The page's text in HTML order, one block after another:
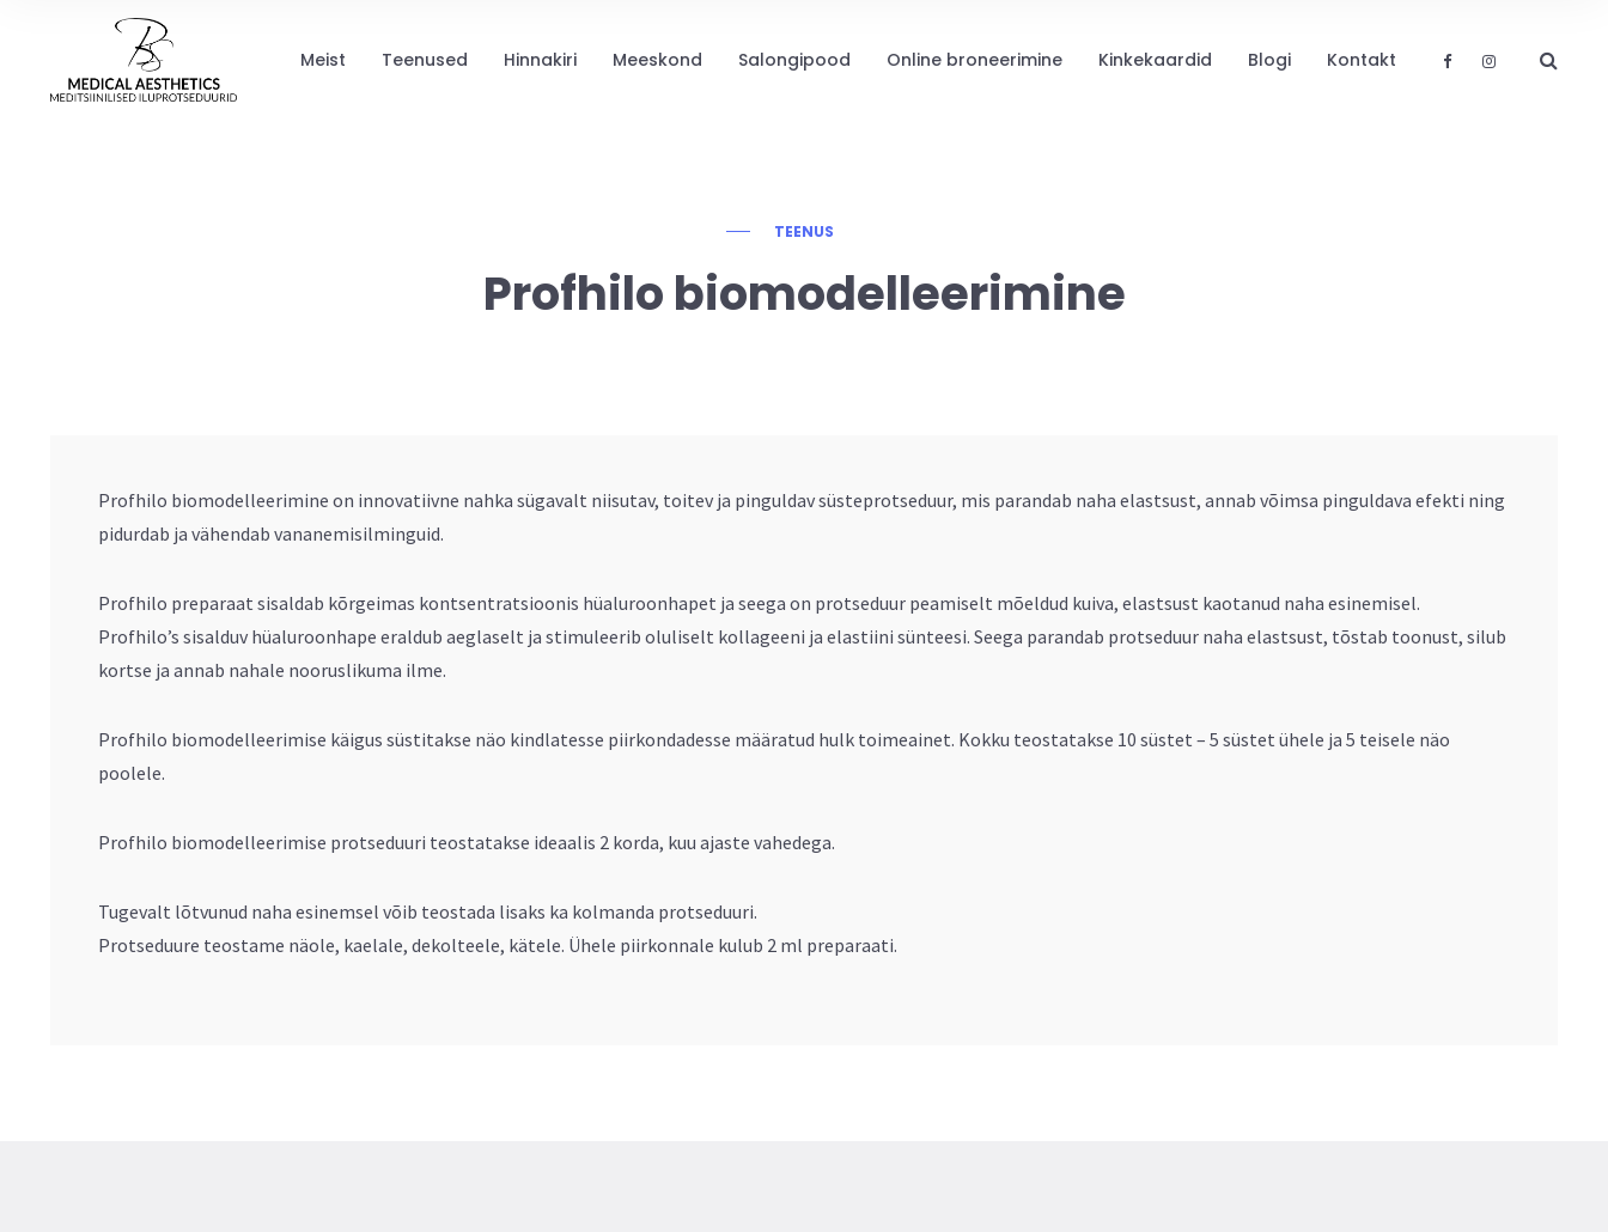
Meist Teenused Hinnakiri Meeskond Salongipood Online broneerimine Kinkekaardid Blogi Kontakt
TEENUS
Profhilo biomodelleerimine
Profhilo biomodelleerimine on innovatiivne nahka sügavalt niisutav, toitev ja pinguldav süsteprotseduur, mis parandab naha elastsust, annab võimsa pinguldava efekti ning
pidurdab ja vähendab vananemisilminguid.
Profhilo preparaat sisaldab kõrgeimas kontsentratsioonis hüaluroonhapet ja seega on protseduur peamiselt mõeldud kuiva, elastsust kaotanud naha esinemisel.
Profhilo’s sisalduv hüaluroonhape eraldub aeglaselt ja stimuleerib oluliselt kollageeni ja elastiini sünteesi. Seega parandab protseduur naha elastsust, tõstab toonust, silub
kortse ja annab nahale nooruslikuma ilme.
Profhilo biomodelleerimise käigus süstitakse näo kindlatesse piirkondadesse määratud hulk toimeainet. Kokku teostatakse 10 süstet – 5 süstet ühele ja 5 teisele näo
poolele.
Profhilo biomodelleerimise protseduuri teostatakse ideaalis 2 korda, kuu ajaste vahedega.
Tugevalt lõtvunud naha esinemsel võib teostada lisaks ka kolmanda protseduuri.
Protseduure teostame näole, kaelale, dekolteele, kätele. Ühele piirkonnale kulub 2 ml preparaati.